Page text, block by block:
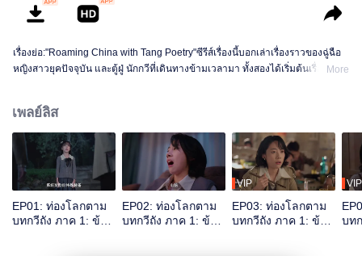
เรื่องย่อ:"Roaming China with Tang Poetry"ซีรีส์เรื่องนี้บอกเล่าเรื่องราวของฉู่ฉือ
หญิงสาวยุคปัจจุบัน และตู้ฝู่ นักกวีที่เดินทางข้ามเวลามา ทั้งสองได้เริ่มต้นเรื่องราว
มา
More
เพลย์ลิส
EP01: ท่องโลกตาม
บทกวีถัง ภาค 1: ข้า
EP02: ท่องโลกตาม
บทกวีถัง ภาค 1: ข้า
VIP
EP03: ท่องโลกตาม
บทกวีถัง ภาค 1: ข้า
VIP
บท